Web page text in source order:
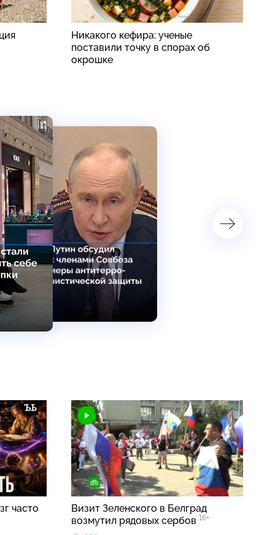
Никакого кефира: ученые
поставили точку в спорах об
окрошке
часто
Визит Зеленского в Белград
возмутил рядовых сербов 16+